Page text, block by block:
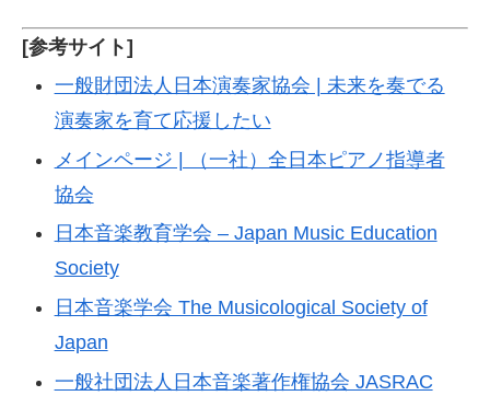
[参考サイト]
一般財団法人日本演奏家協会 | 未来を奏でる
演奏家を育て応援したい
メインページ | （一社）全日本ピアノ指導者
協会
日本音楽教育学会 – Japan Music Education
Society
日本音楽学会 The Musicological Society of
Japan
一般社団法人日本音楽著作権協会 JASRAC